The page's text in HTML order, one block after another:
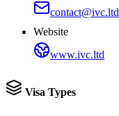
contact@ivc.ltd
Website
www.ivc.ltd
Visa Types